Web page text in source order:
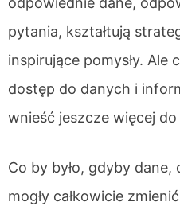
pytania, kształtują
inspirujące pomysły. Ale
dostęp do danych i
wnieść jeszcze więcej
Co by było, gdyby
mogły całkowicie